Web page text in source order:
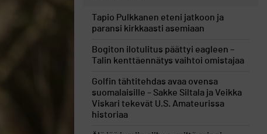
Tapio Pulkkanen eteni jatkoon ja
paransi kirkkaasti asemiaan
Bogiton ilotulitus päättyi eagleen –
Talin kenttäennätys vaihtoi omistajaa
Golfin tähtitehdas avaa ovensa
suomalaisille – Sakke Siltala ja Veikka
Viskari tekevät U.S. Amateurissa
historiaa